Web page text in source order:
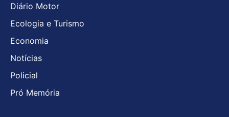
Diário Motor
Ecologia e Turismo
Economia
Notícias
Policial
Pró Memória